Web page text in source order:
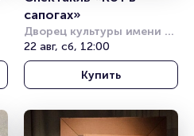
сапогах»
Дворец культуры имени
Горбунова
22 авг, сб, 12:00
Купить